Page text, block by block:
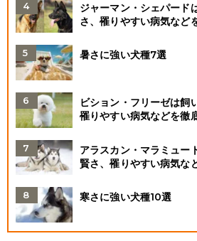
ジャーマン・シェパード
さ、罹りやすい病気など
暑さに強い犬種7選
ビション・フリーゼは飼
罹りやすい病気などを徹
アラスカン・マラミュー
賢さ、罹りやすい病気な
寒さに強い犬種10選